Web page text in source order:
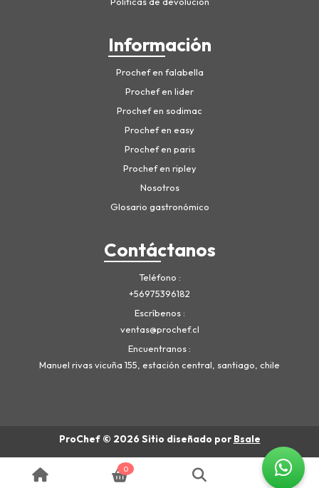
Información
Prochef en falabella
Prochef en lider
Prochef en sodimac
Prochef en easy
Prochef en paris
Prochef en ripley
Nosotros
Glosario gastronómico
Contáctanos
Teléfono
+56975396182
Escríbenos
ventas@prochef.cl
Encuentranos
Manuel rivas vicuña 155, estación central, santiago, chile
ProChef © 2026 Sitio diseñado por Bsale
0